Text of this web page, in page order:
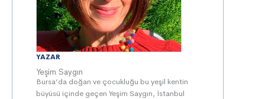
YAZAR
Yeşim Saygın
Bursa’da doğan ve çocukluğu bu yeşil kentin
büyüsü içinde geçen Yeşim Saygın, İstanbul